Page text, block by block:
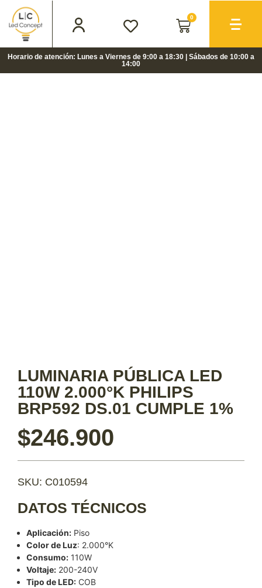
0
Horario de atención: Lunes a Viernes de 9:00 a 18:30 | Sábados de 10:00 a
14:00
LUMINARIA PÚBLICA LED
110W 2.000°K PHILIPS
BRP592 DS.01 CUMPLE 1%
$246.900
SKU: C010594
DATOS TÉCNICOS
Aplicación: Piso
Color de Luz: 2.000°K
Consumo: 110W
Voltaje: 200-240V
Tipo de LED: COB